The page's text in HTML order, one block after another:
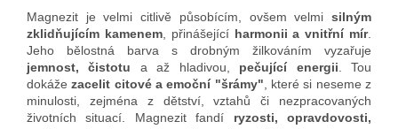
se uplatní i ve Feng Šuej nebo
jakodekorativní
kámenumístitelnýna výšku i
na šířku .
Magnezit je velmi citlivě působícím, ovšem velmi silným
zklidňujícím kamenem, přinášející harmonii a vnitřní mír.
Jeho bělostná barva s drobným žilkováním vyzařuje
jemnost, čistotu a až hladivou, pečující energii. Tou
dokážezacelit citové a emoční "šrámy", které si neseme z
minulosti, zejména z dětství, vztahů či nezpracovaných
životních situací. Magnezit fandí ryzosti, opravdovosti,